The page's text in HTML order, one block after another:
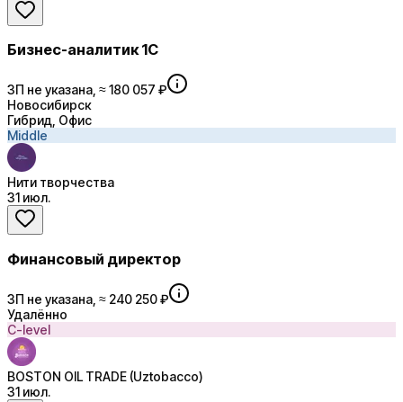
Бизнес-аналитик 1С
ЗП не указана, ≈ 180 057 ₽
Новосибирск
Гибрид, Офис
Middle
Нити творчества
31 июл.
Финансовый директор
ЗП не указана, ≈ 240 250 ₽
Удалённо
C-level
BOSTON OIL TRADE (Uztobacco)
31 июл.